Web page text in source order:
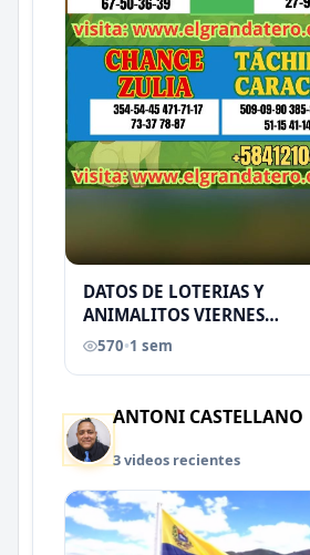
DATOS DE LOTERIAS Y
ANIMALITOS VIERNES
31/07/2026
570•1 sem
ANTONI CASTELLANO
3 videos recientes